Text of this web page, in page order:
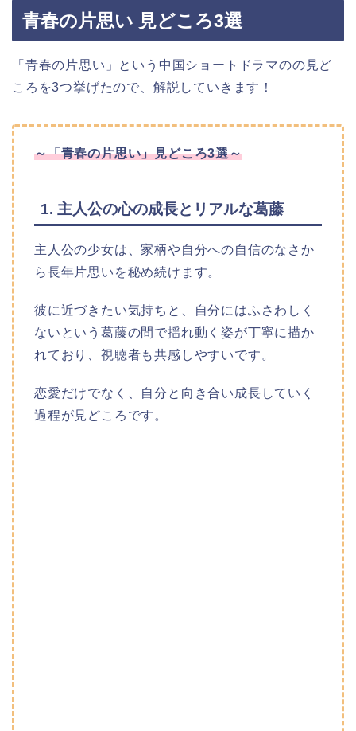
青春の片思い 見どころ3選
「青春の片思い」という中国ショートドラマのの見ど
ころを3つ挙げたので、解説していきます！
～「青春の片思い」見どころ3選～
1. 主人公の心の成長とリアルな葛藤
主人公の少女は、家柄や自分への自信のなさか
ら長年片思いを秘め続けます。
彼に近づきたい気持ちと、自分にはふさわしく
ないという葛藤の間で揺れ動く姿が丁寧に描か
れており、視聴者も共感しやすいです。
恋愛だけでなく、自分と向き合い成長していく
過程が見どころです。